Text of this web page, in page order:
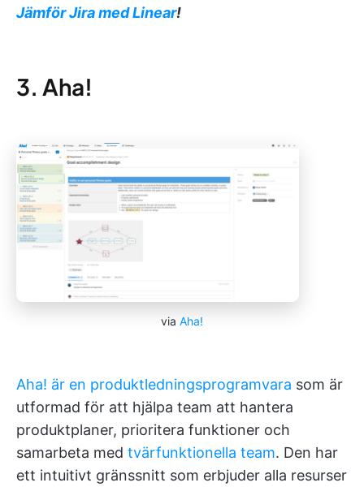
Jämför Jira med Linear!
3. Aha!
via Aha!
Aha! är en produktledningsprogramvara som är
utformad för att hjälpa team att hantera
produktplaner, prioritera funktioner och
samarbeta med tvärfunktionella team. Den har
ett intuitivt gränssnitt som erbjuder alla resurser